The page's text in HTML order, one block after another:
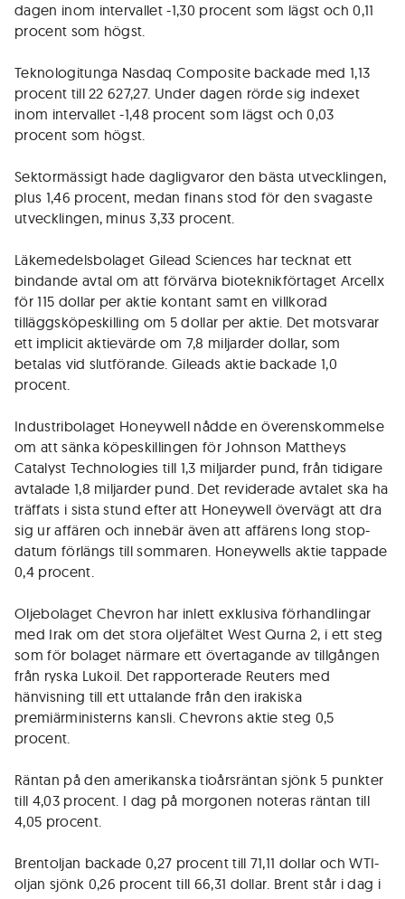
dagen inom intervallet -1,30 procent som lägst och 0,11
procent som högst.
Teknologitunga Nasdaq Composite backade med 1,13
procent till 22 627,27. Under dagen rörde sig indexet
inom intervallet -1,48 procent som lägst och 0,03
procent som högst.
Sektormässigt hade dagligvaror den bästa utvecklingen,
plus 1,46 procent, medan finans stod för den svagaste
utvecklingen, minus 3,33 procent.
Läkemedelsbolaget Gilead Sciences har tecknat ett
bindande avtal om att förvärva bioteknikförtaget Arcellx
för 115 dollar per aktie kontant samt en villkorad
tilläggsköpeskilling om 5 dollar per aktie. Det motsvarar
ett implicit aktievärde om 7,8 miljarder dollar, som
betalas vid slutförande. Gileads aktie backade 1,0
procent.
Industribolaget Honeywell nådde en överenskommelse
om att sänka köpeskillingen för Johnson Mattheys
Catalyst Technologies till 1,3 miljarder pund, från tidigare
avtalade 1,8 miljarder pund. Det reviderade avtalet ska ha
träffats i sista stund efter att Honeywell övervägt att dra
sig ur affären och innebär även att affärens long stop-
datum förlängs till sommaren. Honeywells aktie tappade
0,4 procent.
Oljebolaget Chevron har inlett exklusiva förhandlingar
med Irak om det stora oljefältet West Qurna 2, i ett steg
som för bolaget närmare ett övertagande av tillgången
från ryska Lukoil. Det rapporterade Reuters med
hänvisning till ett uttalande från den irakiska
premiärministerns kansli. Chevrons aktie steg 0,5
procent.
Räntan på den amerikanska tioårsräntan sjönk 5 punkter
till 4,03 procent. I dag på morgonen noteras räntan till
4,05 procent.
Brentoljan backade 0,27 procent till 71,11 dollar och WTI-
oljan sjönk 0,26 procent till 66,31 dollar. Brent står i dag i